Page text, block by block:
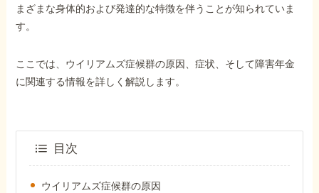
障害年金の基礎知識
障害年金の金額
Q&A・相談事例
まざまな身体的および発達的な特徴を伴うことが知られていま
す。
ここでは、ウイリアムズ症候群の原因、症状、そして障害年金
に関連する情報を詳しく解説します。
目次
ウイリアムズ症候群の原因